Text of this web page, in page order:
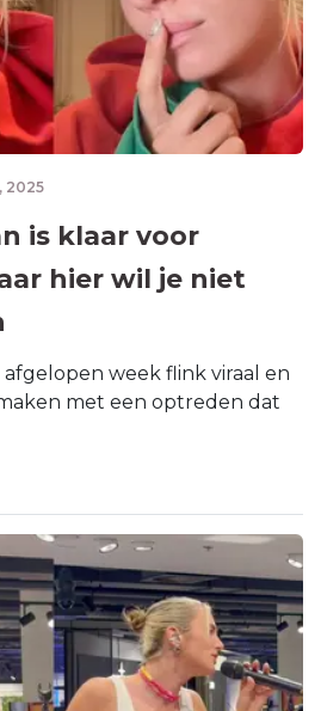
2025
is klaar voor
hier wil je niet
week flink viraal en
met een optreden dat